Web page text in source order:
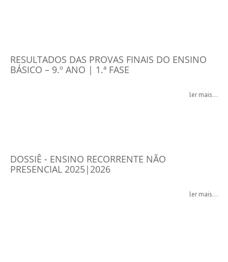
RESULTADOS DAS PROVAS FINAIS DO ENSINO
BÁSICO – 9.º ANO | 1.ª FASE
ler mais...
DOSSIÊ - ENSINO RECORRENTE NÃO
PRESENCIAL 2025|2026
ler mais...